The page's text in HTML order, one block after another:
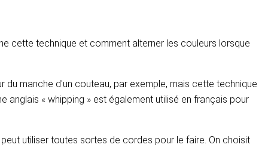
cette technique et comment alterner les couleurs lorsque
manche d'un couteau, par exemple, mais cette technique
anglais « whipping » est également utilisé en français pour
utiliser toutes sortes de cordes pour le faire. On choisit